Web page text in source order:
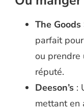
The Goods
parfait
ou prendre
réputé.
Deeson’s :
mettant en